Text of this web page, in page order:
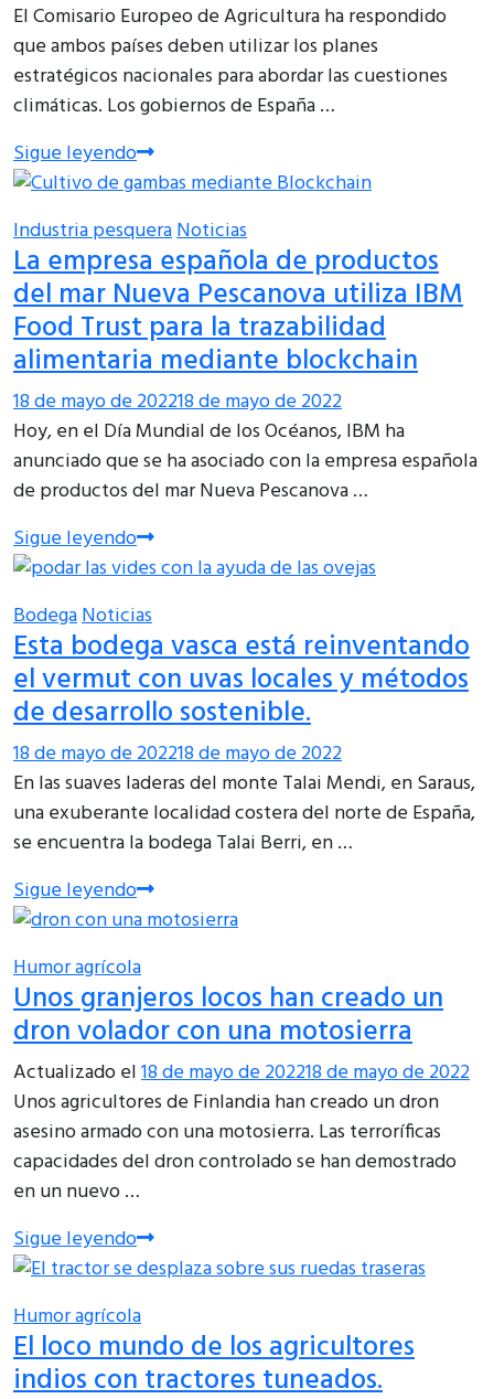
El Comisario Europeo de Agricultura ha respondido
que ambos países deben utilizar los planes
estratégicos nacionales para abordar las cuestiones
climáticas. Los gobiernos de España …
Sigue leyendo
Industria pesqueraNoticias
La empresa española de productos
del mar Nueva Pescanova utiliza IBM
Food Trust para la trazabilidad
alimentaria mediante blockchain
18 de mayo de 202218 de mayo de 2022
Hoy, en el Día Mundial de los Océanos, IBM ha
anunciado que se ha asociado con la empresa española
de productos del mar Nueva Pescanova …
Sigue leyendo
BodegaNoticias
Esta bodega vasca está reinventando
el vermut con uvas locales y métodos
de desarrollo sostenible.
18 de mayo de 202218 de mayo de 2022
En las suaves laderas del monte Talai Mendi, en Saraus,
una exuberante localidad costera del norte de España,
se encuentra la bodega Talai Berri, en …
Sigue leyendo
Humor agrícola
Unos granjeros locos han creado un
dron volador con una motosierra
Actualizado el18 de mayo de 202218 de mayo de 2022
Unos agricultores de Finlandia han creado un dron
asesino armado con una motosierra. Las terroríficas
capacidades del dron controlado se han demostrado
en un nuevo …
Sigue leyendo
Humor agrícola
El loco mundo de los agricultores
indios con tractores tuneados.